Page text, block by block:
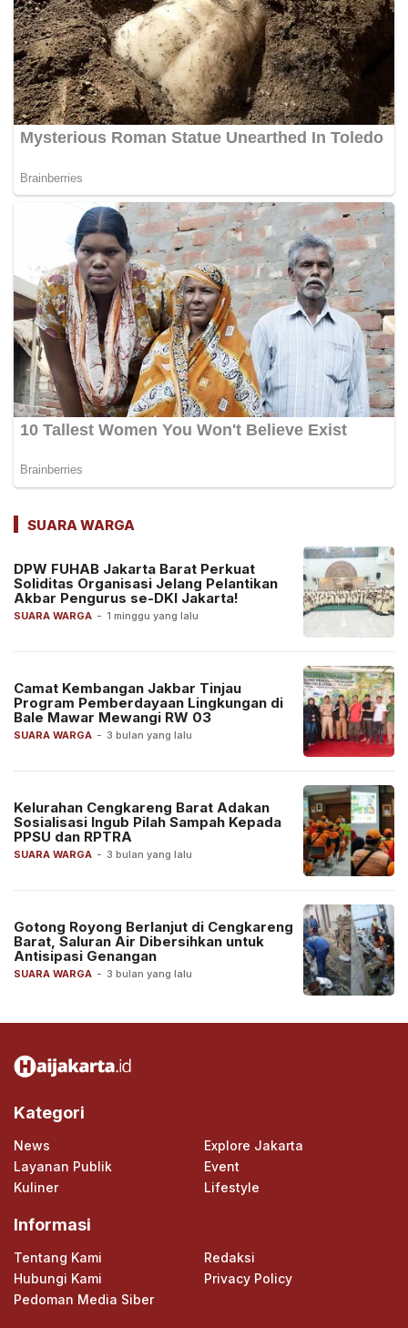
SUARA WARGA
SUARA WARGA - 1 minggu yang lalu
DPW FUHAB Jakarta Barat Perkuat
Soliditas Organisasi Jelang Pelantikan
Akbar Pengurus se-DKI Jakarta!
SUARA WARGA - 3 bulan yang lalu
Camat Kembangan Jakbar Tinjau
Program Pemberdayaan Lingkungan di
Bale Mawar Mewangi RW 03
SUARA WARGA - 3 bulan yang lalu
Kelurahan Cengkareng Barat Adakan
Sosialisasi Ingub Pilah Sampah Kepada
PPSU dan RPTRA
SUARA WARGA - 3 bulan yang lalu
Gotong Royong Berlanjut di Cengkareng
Barat, Saluran Air Dibersihkan untuk
Antisipasi Genangan
Kategori
News
Explore Jakarta
Layanan Publik
Event
Kuliner
Lifestyle
Informasi
Tentang Kami
Redaksi
Hubungi Kami
Privacy Policy
Pedoman Media Siber